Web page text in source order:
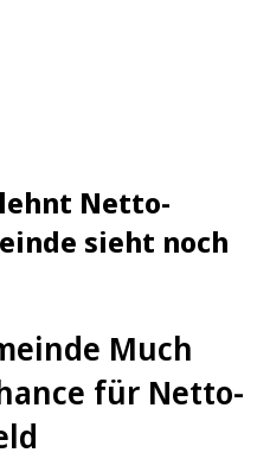
Netto-
sieht noch
Much
für Netto-